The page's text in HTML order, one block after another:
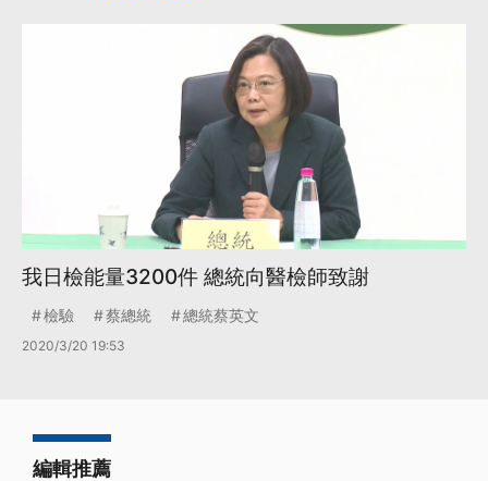
我日檢能量3200件 總統向醫檢師致謝
檢驗 蔡總統 總統蔡英文
2020/3/20 19:53
編輯推薦